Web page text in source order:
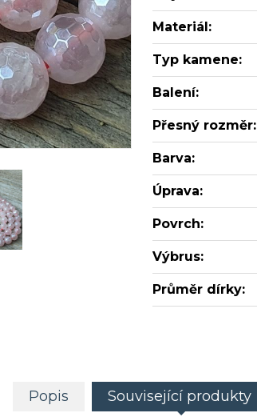
Materiál:
Typ kamene:
Balení:
Přesný rozměr:
Barva:
Úprava:
Povrch:
Výbrus:
Průměr dírky:
Popis Související produkty